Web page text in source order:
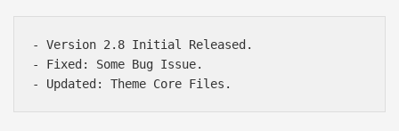
- Version 2.8 Initial Released.
- Fixed: Some Bug Issue.